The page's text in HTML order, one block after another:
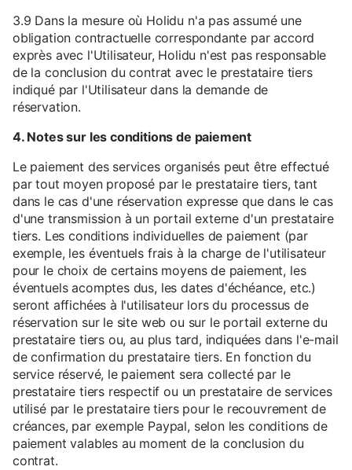
3.9 Dans la mesure où Holidu n'a pas assumé une
obligation contractuelle correspondante par accord
exprès avec l'Utilisateur, Holidu n'est pas responsable
de la conclusion du contrat avec le prestataire tiers
indiqué par l'Utilisateur dans la demande de
réservation.
4. Notes sur les conditions de paiement
Le paiement des services organisés peut être effectué
par tout moyen proposé par le prestataire tiers, tant
dans le cas d'une réservation expresse que dans le cas
d'une transmission à un portail externe d'un prestataire
tiers. Les conditions individuelles de paiement (par
exemple, les éventuels frais à la charge de l'utilisateur
pour le choix de certains moyens de paiement, les
éventuels acomptes dus, les dates d'échéance, etc.)
seront affichées à l'utilisateur lors du processus de
réservation sur le site web ou sur le portail externe du
prestataire tiers ou, au plus tard, indiquées dans l'e-mail
de confirmation du prestataire tiers. En fonction du
service réservé, le paiement sera collecté par le
prestataire tiers respectif ou un prestataire de services
utilisé par le prestataire tiers pour le recouvrement de
créances, par exemple Paypal, selon les conditions de
paiement valables au moment de la conclusion du
contrat.